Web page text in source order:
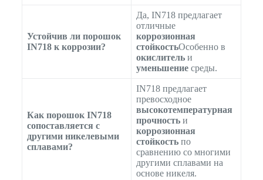
Устойчив ли порошок
IN718 к коррозии?
Да, IN718 предлагает
отличные
коррозионная
стойкостьОсобенно в
окислительи
уменьшениесреды.
Как порошок IN718
сопоставляется с
другими никелевыми
сплавами?
IN718 предлагает
превосходное
высокотемпературная
прочностьи
коррозионная
стойкостьпо
сравнению со многими
другими сплавами на
основе никеля.